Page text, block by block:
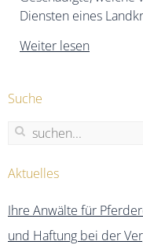
Diensten eines
Weiter lesen
Suche
Aktuelles
Ihre Anwälte für
und Haftung bei der